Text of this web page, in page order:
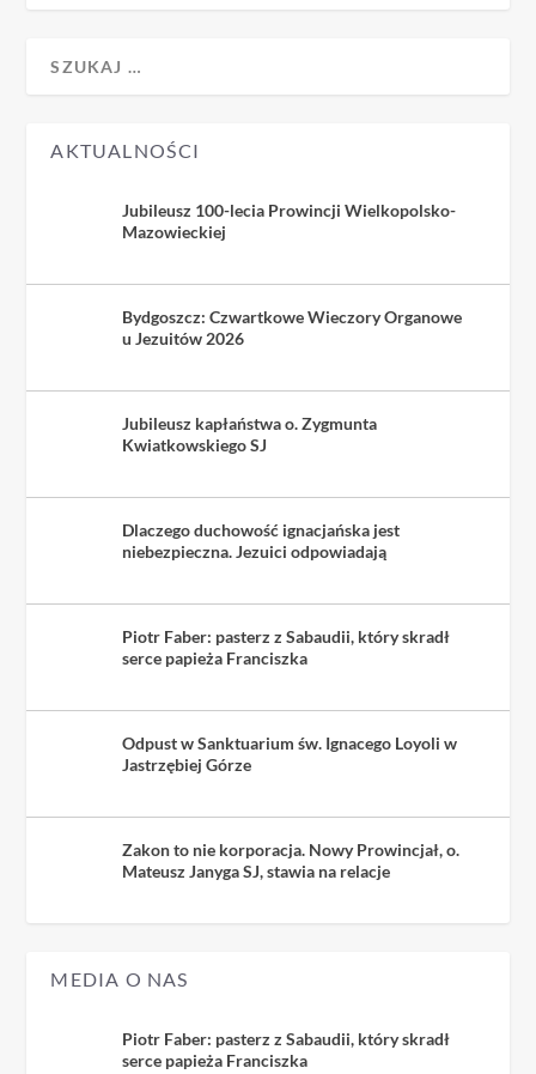
AKTUALNOŚCI
Jubileusz 100-lecia Prowincji Wielkopolsko-
Mazowieckiej
Bydgoszcz: Czwartkowe Wieczory Organowe
u Jezuitów 2026
Jubileusz kapłaństwa o. Zygmunta
Kwiatkowskiego SJ
Dlaczego duchowość ignacjańska jest
niebezpieczna. Jezuici odpowiadają
Piotr Faber: pasterz z Sabaudii, który skradł
serce papieża Franciszka
Odpust w Sanktuarium św. Ignacego Loyoli w
Jastrzębiej Górze
Zakon to nie korporacja. Nowy Prowincjał, o.
Mateusz Janyga SJ, stawia na relacje
MEDIA O NAS
Piotr Faber: pasterz z Sabaudii, który skradł
serce papieża Franciszka